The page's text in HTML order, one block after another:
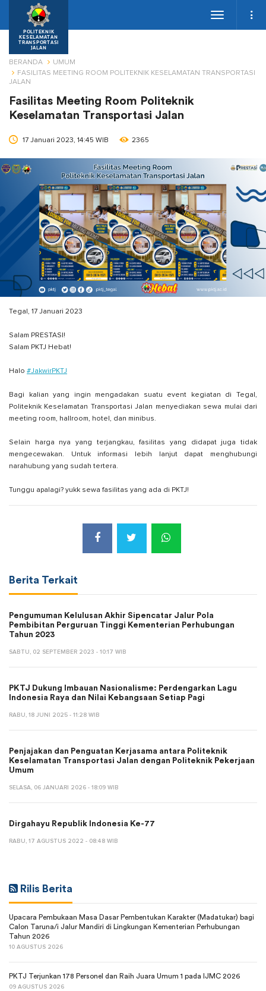
POLITEKNIK
KESELAMATAN
TRANSPORTASI
JALAN
Toggle
BERANDA
UMUM
FASILITAS MEETING ROOM POLITEKNIK KESELAMATAN TRANSPORTASI
JALAN
Fasilitas Meeting Room Politeknik
Keselamatan Transportasi Jalan
17 Januari 2023, 14:45 WIB 2365
Tegal, 17 Januari 2023
Salam PRESTASI!
Salam PKTJ Hebat!
Halo #JakwirPKTJ
Bagi kalian yang ingin mengadakan suatu event kegiatan di Tegal,
Politeknik Keselamatan Transportasi Jalan menyediakan sewa mulai dari
meeting room, hallroom, hotel, dan minibus.
Selain harga nya yang terjangkau, fasilitas yang didapat juga tidak
mengecewakan. Untuk informasi lebih lanjut dapat menghubungi
narahubung yang sudah tertera.
Tunggu apalagi? yukk sewa fasilitas yang ada di PKTJ!
Berita Terkait
Pengumuman Kelulusan Akhir Sipencatar Jalur Pola
Pembibitan Perguruan Tinggi Kementerian Perhubungan
Tahun 2023
SABTU, 02 SEPTEMBER 2023 - 10:17 WIB
PKTJ Dukung Imbauan Nasionalisme: Perdengarkan Lagu
Indonesia Raya dan Nilai Kebangsaan Setiap Pagi
RABU, 18 JUNI 2025 - 11:28 WIB
Penjajakan dan Penguatan Kerjasama antara Politeknik
Keselamatan Transportasi Jalan dengan Politeknik Pekerjaan
Umum
SELASA, 06 JANUARI 2026 - 18:09 WIB
Dirgahayu Republik Indonesia Ke-77
RABU, 17 AGUSTUS 2022 - 08:48 WIB
Rilis Berita
Upacara Pembukaan Masa Dasar Pembentukan Karakter (Madatukar) bagi
Calon Taruna/i Jalur Mandiri di Lingkungan Kementerian Perhubungan
Tahun 2026
10 AGUSTUS 2026
PKTJ Terjunkan 178 Personel dan Raih Juara Umum 1 pada IJMC 2026
09 AGUSTUS 2026